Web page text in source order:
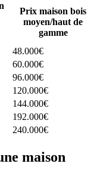
Prix maison bois
moyen/haut de
gamme
48.000€
60.000€
96.000€
120.000€
144.000€
192.000€
240.000€
maison